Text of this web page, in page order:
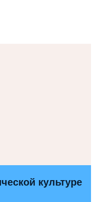
культуре